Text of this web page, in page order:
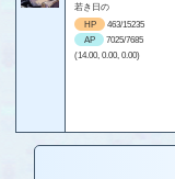
若き日の
HP
463/15235
AP
7025/7685
(14.00, 0.00, 0.00)